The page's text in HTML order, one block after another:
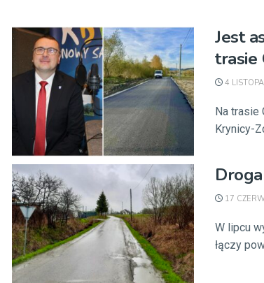
Jest
trasie
4
Na trasie
Krynicy-
17
W lipcu
łączy